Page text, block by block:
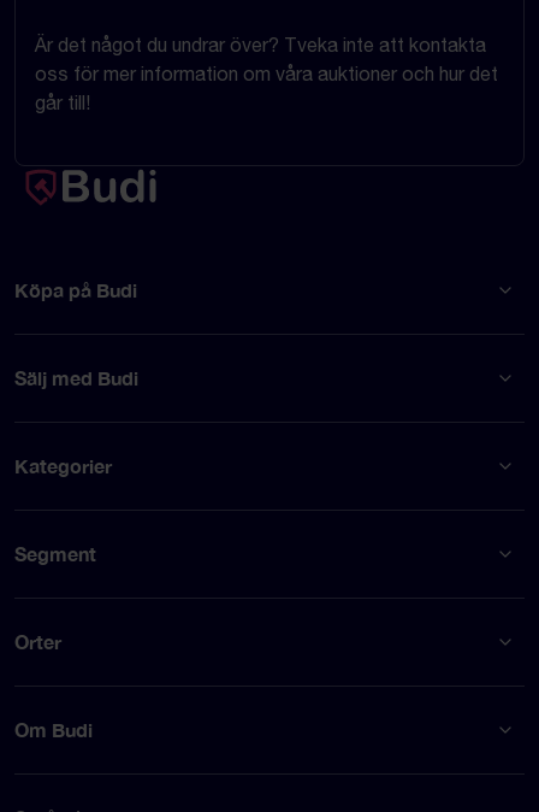
Är det något du undrar över? Tveka inte att kontakta
oss för mer information om våra auktioner och hur det
går till!
Köpa på Budi
Sälj med Budi
Kategorier
Segment
Orter
Om Budi